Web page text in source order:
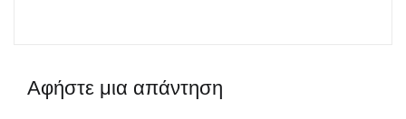
Αφήστε μια απάντηση